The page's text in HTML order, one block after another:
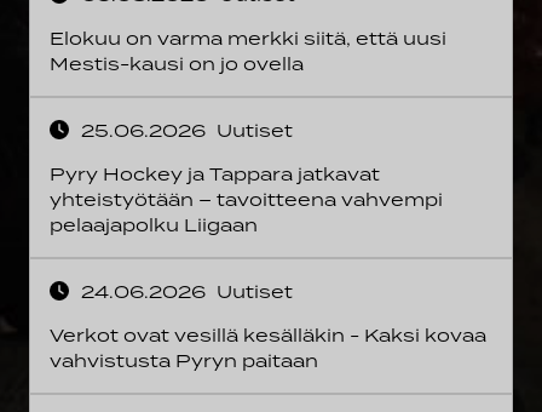
Elokuu on varma merkki siitä, että uusi
Mestis-kausi on jo ovella
25.06.2026 Uutiset
Pyry Hockey ja Tappara jatkavat
yhteistyötään – tavoitteena vahvempi
pelaajapolku Liigaan
24.06.2026 Uutiset
Verkot ovat vesillä kesälläkin - Kaksi kovaa
vahvistusta Pyryn paitaan